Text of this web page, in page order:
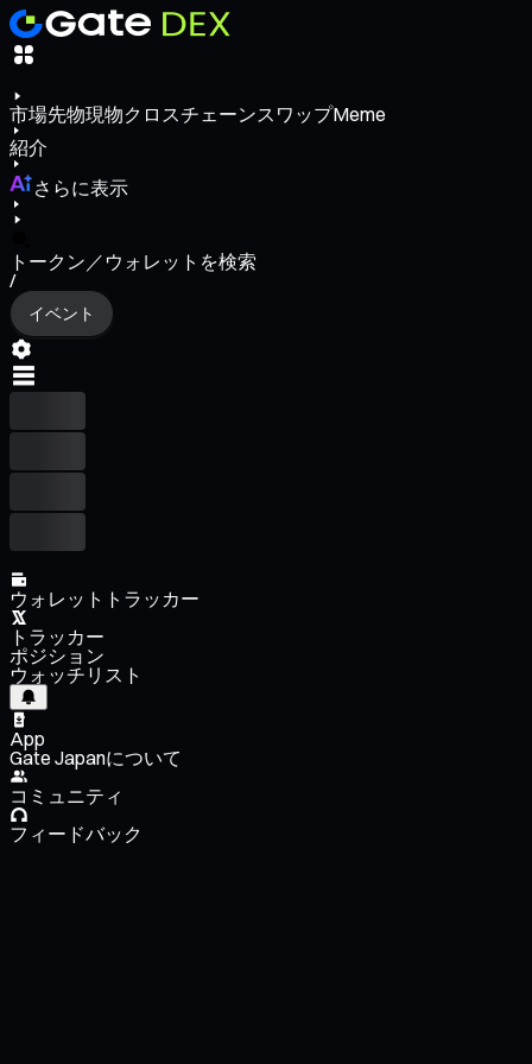
市場先物現物クロスチェーンスワップMeme
紹介
さらに表示
トークン／ウォレットを検索
/
イベント
ウォレットトラッカー
トラッカー
ポジション
ウォッチリスト
App
Gate Japanについて
コミュニティ
フィードバック